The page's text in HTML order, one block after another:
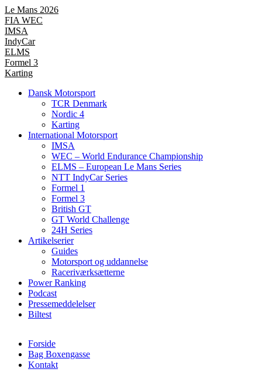
Videre
til
indhold
Le Mans 2026
FIA WEC
IMSA
IndyCar
ELMS
Formel 3
Karting
Dansk Motorsport
TCR Denmark
Nordic 4
Karting
International Motorsport
IMSA
WEC – World Endurance Championship
ELMS – European Le Mans Series
NTT IndyCar Series
Formel 1
Formel 3
British GT
GT World Challenge
24H Series
Artikelserier
Guides
Motorsport og uddannelse
Raceriværksætterne
Power Ranking
Podcast
Pressemeddelelser
Biltest
Forside
Bag Boxengasse
Kontakt